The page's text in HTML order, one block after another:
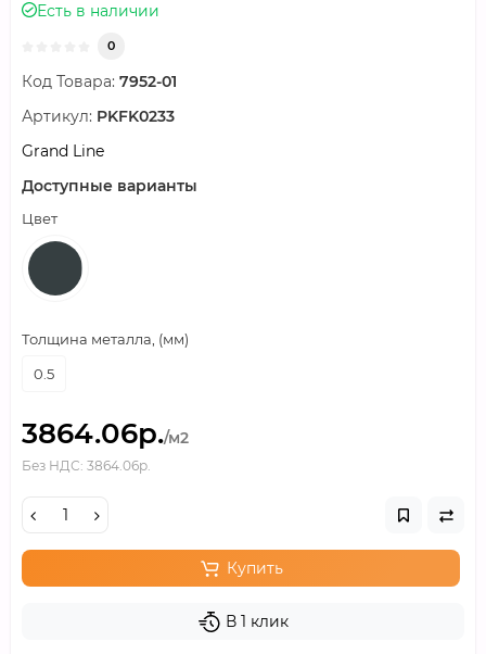
Есть в наличии
0
Код Товара: 7952-01
Артикул: PKFK0233
Grand Line
Доступные варианты
Цвет
Толщина металла, (мм)
0.5
3864.06р./м2
Без НДС: 3864.06р.
Купить
В 1 клик